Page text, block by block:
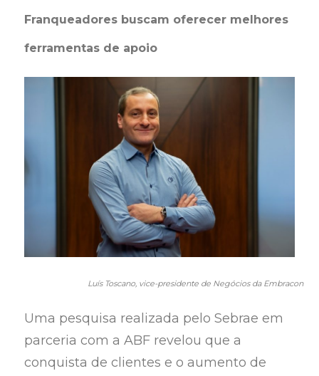
Franqueadores buscam oferecer melhores
ferramentas de apoio
Luís Toscano, vice-presidente de Negócios da Embracon
Uma pesquisa realizada pelo Sebrae em
parceria com a ABF revelou que a
conquista de clientes e o aumento de